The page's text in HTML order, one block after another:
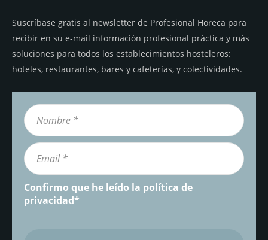
Suscríbase gratis al newsletter de Profesional Horeca para
recibir en su e-mail información profesional práctica y más
soluciones para todos los establecimientos hosteleros:
hoteles, restaurantes, bares y cafeterías, y colectividades.
Confirmo que he leído la política de
privacidad*